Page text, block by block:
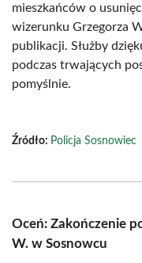
mieszkańców o
wizerunku Grzegorza
publikacji. Służby
podczas trwających
pomyślnie.
Źródło: Policja Sosnowiec
Oceń: Zakończenie
W. w Sosnowcu